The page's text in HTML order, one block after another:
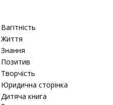
Вагітність
Життя
Знання
Позитив
Творчість
Юридична сторінка
Дитяча книга